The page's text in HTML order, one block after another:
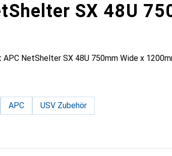
SX 48U
NetShelter SX 48U 750mm Wide x
APC USV Zubehör